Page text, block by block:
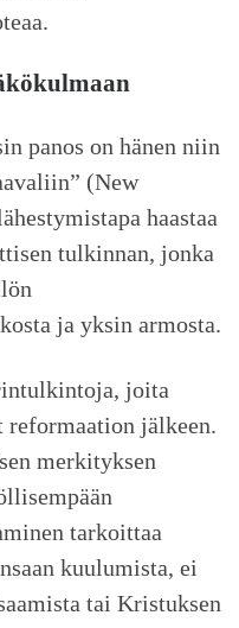
panos on hänen niin
(New
haastaa
tulkinnan, jonka
ja yksin armosta.
joita
reformaation jälkeen.
merkityksen
tarkoittaa
kuulumista, ei
tai Kristuksen